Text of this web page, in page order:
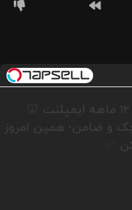
اقساط ۱۲ ماهه ایمپلنت 🦷
و ضامن؛ همین امروز
✅